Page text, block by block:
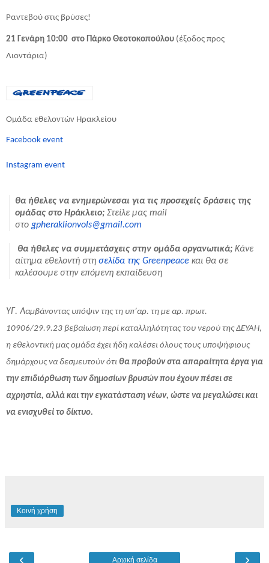
Ραντεβού στις βρύσες!
21 Γενάρη 10:00 στο Πάρκο Θεοτοκοπούλου (έξοδος προς
Λιοντάρια)
Ομάδα εθελοντών Ηρακλείου
Facebook event
Instagram event
θα ήθελες να ενημερώνεσαι για τις προσεχείς δράσεις της
ομάδας στο Ηράκλειο; Στείλε μας mail
στο gpheraklionvols@gmail.com
θα ήθελες να συμμετάσχεις στην ομάδα οργανωτικά;Κάνε
αίτημα εθελοντή στη σελίδα της Greenpeace και θα σε
καλέσουμε στην επόμενη εκπαίδευση
ΥΓ. Λαμβάνοντας υπόψιν της τη υπ’αρ. τη με αρ. πρωτ.
10906/29.9.23 βεβαίωση περί καταλληλότητας του νερού της ΔΕΥΑΗ,
η εθελοντική μας ομάδα έχει ήδη καλέσει όλους τους υποψήφιους
δημάρχους να δεσμευτούν ότι θα προβούν στα απαραίτητα έργα για
την επιδιόρθωση των δημοσίων βρυσών που έχουν πέσει σε
αχρηστία, αλλά και την εγκατάσταση νέων, ώστε να μεγαλώσει και
να ενισχυθεί το δίκτυο.
Κοινή χρήση
‹ ›
Αρχική σελίδα